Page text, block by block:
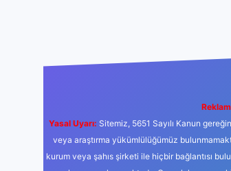
Yasal Uyarı: Sitemiz, 5651 Sayılı Kanun
veya araştırma yükümlülüğümüz
kurum veya şahıs şirketi ile hiçbir bağlantısı